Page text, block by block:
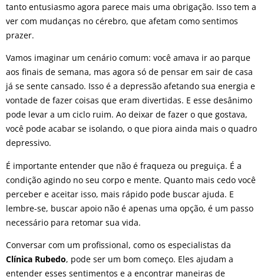
tanto entusiasmo agora parece mais uma obrigação. Isso tem a
ver com mudanças no cérebro, que afetam como sentimos
prazer.
Vamos imaginar um cenário comum: você amava ir ao parque
aos finais de semana, mas agora só de pensar em sair de casa
já se sente cansado. Isso é a depressão afetando sua energia e
vontade de fazer coisas que eram divertidas. E esse desânimo
pode levar a um ciclo ruim. Ao deixar de fazer o que gostava,
você pode acabar se isolando, o que piora ainda mais o quadro
depressivo.
É importante entender que não é fraqueza ou preguiça. É a
condição agindo no seu corpo e mente. Quanto mais cedo você
perceber e aceitar isso, mais rápido pode buscar ajuda. E
lembre-se, buscar apoio não é apenas uma opção, é um passo
necessário para retomar sua vida.
Conversar com um profissional, como os especialistas da
Clínica Rubedo, pode ser um bom começo. Eles ajudam a
entender esses sentimentos e a encontrar maneiras de